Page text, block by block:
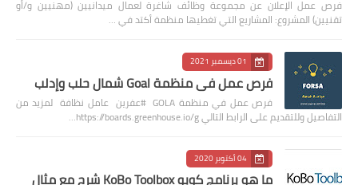
فرص عمل الإعلان عن مجموعة وظائف شاغرة لعمال ميدانيين (مهنيين و/أو
تقنيين) المشروع: المشاريع التي تغطيها منظمة أكتد في …
01 ديسمبر 2021
فرص عمل في منظمة Goal شمال حلب وإدلب
فرص عمل في منظمة GOLA #عفرين عامل نظافة لمزيد من
التفاصيل وللتقديم على الرابط التالي https://boards.greenhouse.io/g…
04 أكتوبر 2020
ما هو برنامج كوبو KoBo Toolbox شرح مع مثال